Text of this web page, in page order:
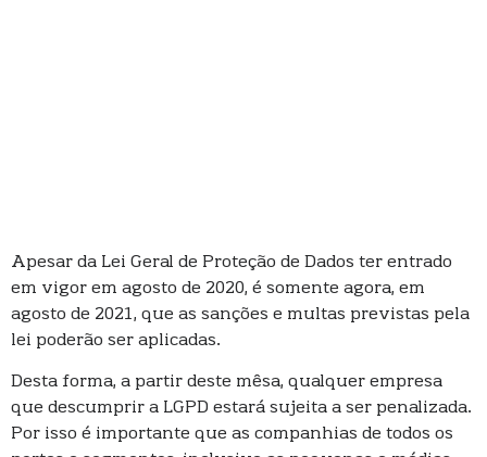
Apesar da Lei Geral de Proteção de Dados ter entrado
em vigor em agosto de 2020, é somente agora, em
agosto de 2021, que as sanções e multas previstas pela
lei poderão ser aplicadas.
Desta forma, a partir deste mêsa, qualquer empresa
que descumprir a LGPD estará sujeita a ser penalizada.
Por isso é importante que as companhias de todos os